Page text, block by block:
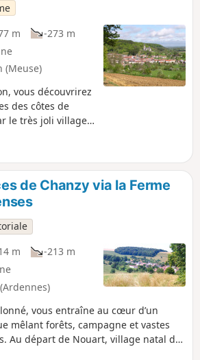
m
-273 m
(Meuse)
vous découvrirez
des côtes de
le très joli village
! Vous
de Sassey-
avant de
puis Doulcon
la Meuse
4 communes :
Mont-devant-
vous avez la
départ de l'une
aussi la
cette balade
d'éviter la forêt en
de Chanzy via la Ferme
m
-213 m
vous entraîne au cœur d’un
mêlant forêts, campagne et vastes
Au départ de Nouart, village natal du